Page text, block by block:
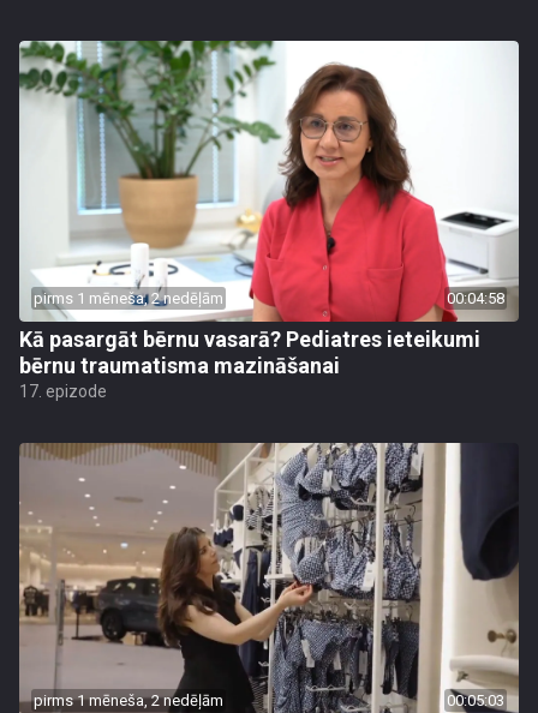
pirms 1 mēneša, 2 nedēļām 00:04:58
Kā pasargāt bērnu vasarā? Pediatres ieteikumi
bērnu traumatisma mazināšanai
17. epizode
pirms 1 mēneša, 2 nedēļām 00:05:03